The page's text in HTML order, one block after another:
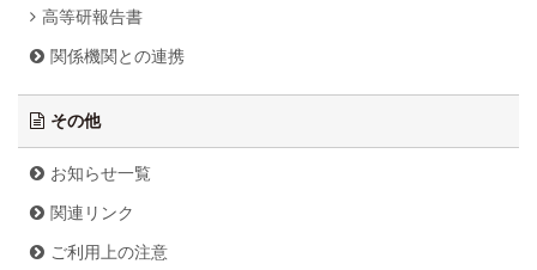
高等研報告書
関係機関との連携
その他
お知らせ一覧
関連リンク
ご利用上の注意